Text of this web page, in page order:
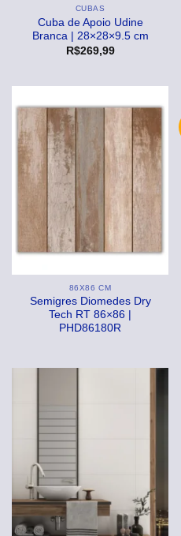
CUBAS
Cuba de Apoio Udine
Branca | 28×28×9.5 cm
R$269,99
86X86 CM
Semigres Diomedes Dry
Tech RT 86×86 |
PHD86180R